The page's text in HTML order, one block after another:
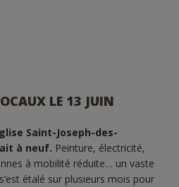
LE 13 JUIN
Saint-Joseph-des-
à neuf. Peinture, électricité,
à mobilité réduite… un vaste
étalé sur plusieurs mois pour